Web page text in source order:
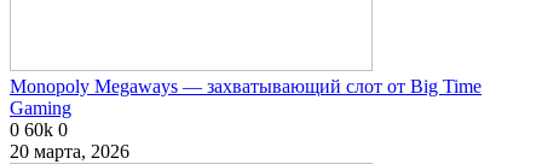
Monopoly Megaways — захватывающий слот от Big Time
Gaming
0 60k 0
20 марта, 2026